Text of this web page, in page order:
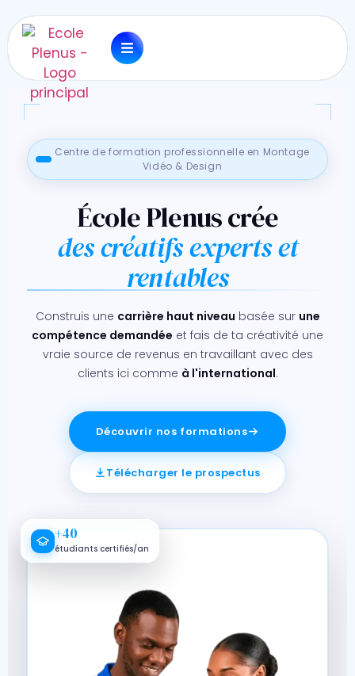
Centre de formation professionnelle en Montage
Vidéo & Design
École Plenus crée
des créatifs experts et
rentables
Construis une carrière haut niveau basée sur une
compétence demandée et fais de ta créativité une
vraie source de revenus en travaillant avec des
clients ici comme à l'international.
Découvrir nos formations
Télécharger le prospectus
+40
étudiants certifiés/an